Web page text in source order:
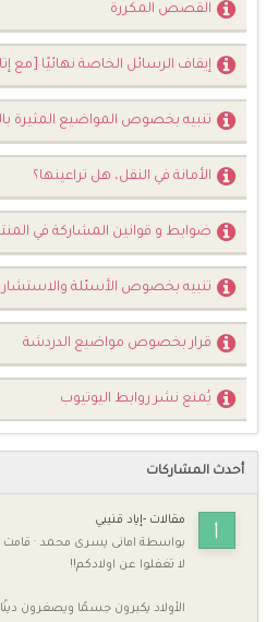
القصص المكررة
إيقاف الرسائل الخاصة نهائيًا [مع
تنبيه بخصوص المواضيع المثيرة
الأمانة في النقل، هل تراعينها؟
ضوابط و قوانين المشاركة في
تنبيه بخصوص الأسئلة
قرار بخصوص مواضيع الدردشة
يُمنع نشر روابط اليوتيوب
أحدث المشاركات
مقالات -إياد قنيبي
بواسطة امانى يسرى محمد · قامت
لا تغفلوا عن اولادكم!!
الأولاد يكبرون جسمًا ويصغرون